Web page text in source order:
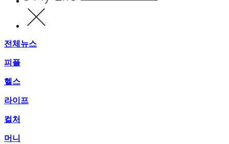
전체뉴스
피플
헬스
라이프
컬처
머니